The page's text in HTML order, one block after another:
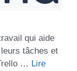
qui aide
tâches et
… Lire